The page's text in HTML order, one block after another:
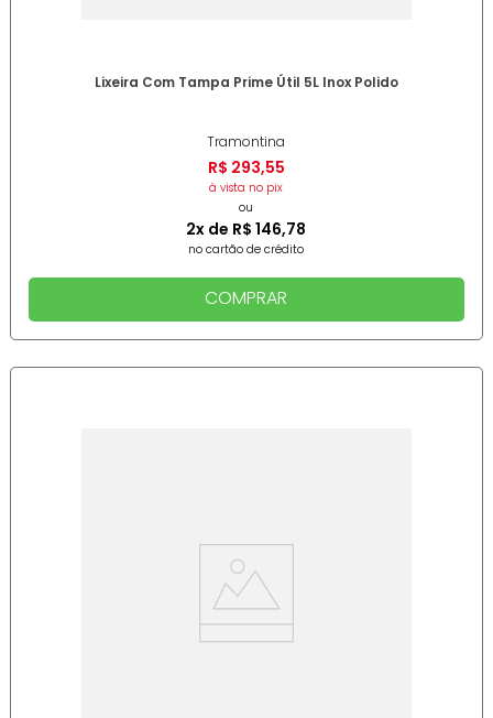
Lixeira Com Tampa Prime Útil 5L Inox Polido
Tramontina
R$ 293,55
à vista no pix
ou
2x de R$ 146,78
no cartão de crédito
COMPRAR